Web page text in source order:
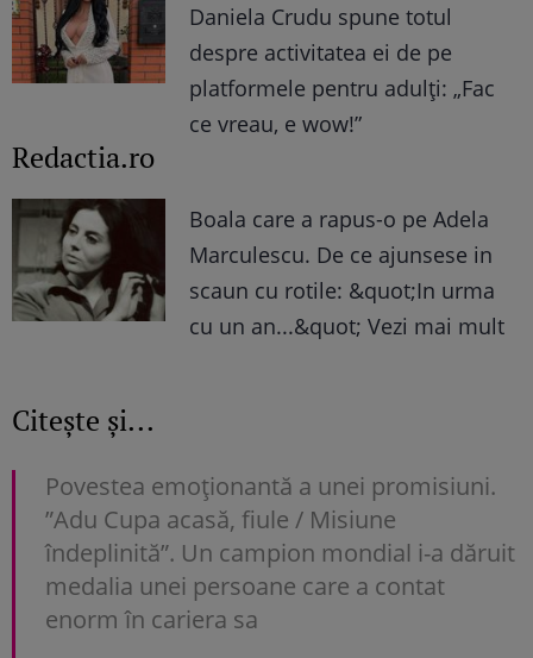
Daniela Crudu spune totul
despre activitatea ei de pe
platformele pentru adulți: „Fac
ce vreau, e wow!”
Redactia.ro
Boala care a rapus-o pe Adela
Marculescu. De ce ajunsese in
scaun cu rotile: &quot;In urma
cu un an...&quot; Vezi mai mult
Citește și...
Povestea emoționantă a unei promisiuni.
”Adu Cupa acasă, fiule / Misiune
îndeplinită”. Un campion mondial i-a dăruit
medalia unei persoane care a contat
enorm în cariera sa